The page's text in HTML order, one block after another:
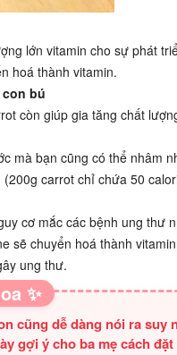
lớn vitamin cho sự phát
hoá thành vitamin.
bú
còn giúp gia tăng chất
mà bạn cũng có thể nhâm
carrot chỉ chứa 50
cơ mắc các bệnh ung
sẽ chuyển hoá thành
ung thư.
✨
cũng dễ dàng nói ra
gợi ý cho ba mẹ cách